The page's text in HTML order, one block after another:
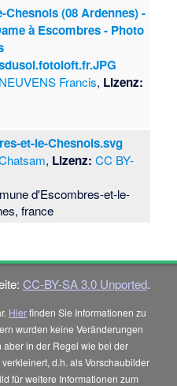
Chesnois (08 Ardennes) -
à Escombres - Photo
NEUVENS Francis, Lizenz:
et-le-Chesnois.svg
, Lizenz: CC BY-
d'Escombres-et-le-
france
CC-BY-SA 3.0 Unported.
Hierfinden Sie Informationen zu
wurden keine Veränderungen
in der Regel wie bei der
d.h. als Vorschaubilder
für weitere Informationen zum